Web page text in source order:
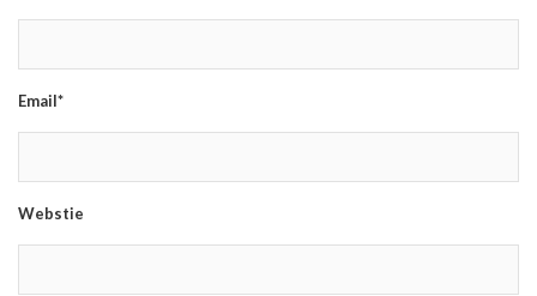
Email*
Webstie